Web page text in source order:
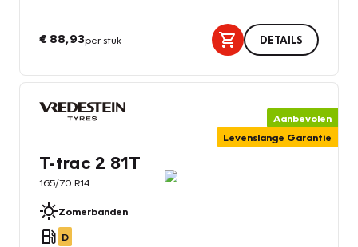
€ 88,93per stuk DETAILS
Aanbevolen
Levenslange Garantie
T-trac 2 81T
165/70 R14
Zomerbanden
D